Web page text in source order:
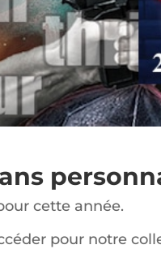
cette année.
pour notre